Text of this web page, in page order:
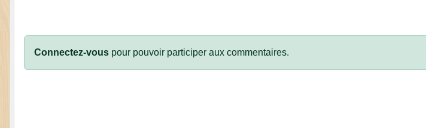
Connectez-vous pour pouvoir participer aux commentaires.